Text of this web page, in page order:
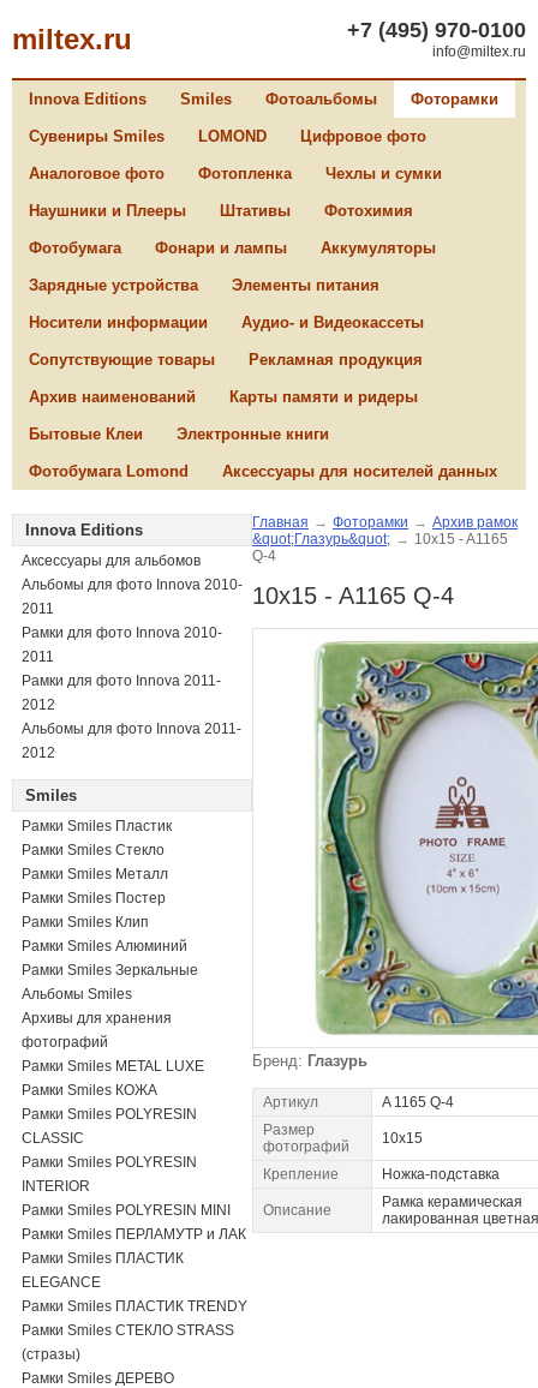
miltex.ru +7 (495) 970-0100
info@miltex.ru
Innova Editions Smiles Фотоальбомы Фоторамки
Сувениры Smiles LOMOND Цифровое фото
Аналоговое фото Фотопленка Чехлы и сумки
Наушники и Плееры Штативы Фотохимия
Фотобумага Фонари и лампы Аккумуляторы
Зарядные устройства Элементы питания
Носители информации Аудио- и Видеокассеты
Сопутствующие товары Рекламная продукция
Архив наименований Карты памяти и ридеры
Бытовые Клеи Электронные книги
Фотобумага Lomond Аксессуары для носителей данных
Innova Editions
Аксессуары для альбомов
Альбомы для фото Innova 2010-
2011
Рамки для фото Innova 2010-
2011
Рамки для фото Innova 2011-
2012
Альбомы для фото Innova 2011-
2012
Smiles
Рамки Smiles Пластик
Рамки Smiles Стекло
Рамки Smiles Металл
Рамки Smiles Постер
Рамки Smiles Клип
Рамки Smiles Алюминий
Рамки Smiles Зеркальные
Альбомы Smiles
Архивы для хранения
фотографий
Рамки Smiles METAL LUXE
Рамки Smiles КОЖА
Рамки Smiles POLYRESIN
CLASSIC
Рамки Smiles POLYRESIN
INTERIOR
Рамки Smiles POLYRESIN MINI
Рамки Smiles ПЕРЛАМУТР и ЛАК
Рамки Smiles ПЛАСТИК
ELEGANCE
Рамки Smiles ПЛАСТИК TRENDY
Рамки Smiles СТЕКЛО STRASS
(стразы)
Рамки Smiles ДЕРЕВО
Главная → Фоторамки → Архив рамок
&quot;Глазурь&quot; → 10x15 - A1165
Q-4
10x15 - A1165 Q-4
Бренд: Глазурь
Артикул
A 1165 Q-4
Размер
фотографий
10x15
Крепление Ножка-подставка
Описание
Рамка керамическая
лакированная цветная